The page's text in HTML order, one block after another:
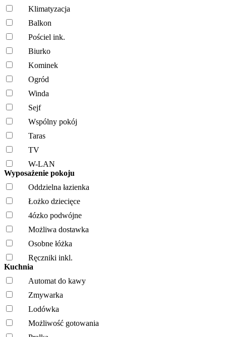
Klimatyzacja
Balkon
Pościel ink.
Biurko
Kominek
Ogród
Winda
Sejf
Wspólny pokój
Taras
TV
W-LAN
Wyposażenie pokoju
Oddzielna łazienka
Łożko dziecięce
4ózko podwójne
Możliwa dostawka
Osobne łóżka
Ręczniki inkl.
Kuchnia
Automat do kawy
Zmywarka
Lodówka
Możliwość gotowania